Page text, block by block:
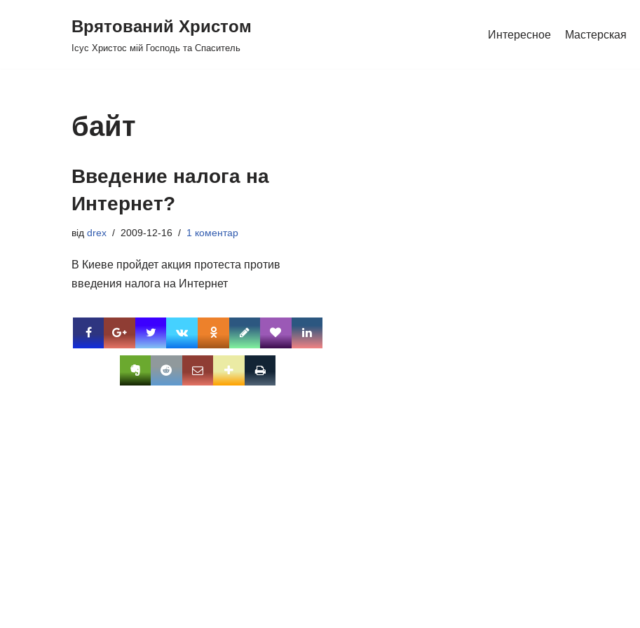
Врятований Христом
Ісус Христос мій Господь та Спаситель
Интересное Мастерская
байт
Введение налога на
Интернет?
від drex 2009-12-16 1 коментар
В Киеве пройдет акция протеста против
введения налога на Интернет